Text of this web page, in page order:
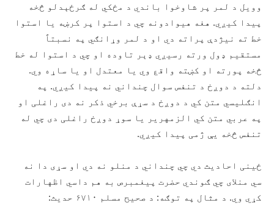
وویل د لمر پر شاوخوا باندي د مځکي له ګرځېدلو څخه
پیدا کیږي. هغه هیوادونه چي د استوا پر کرښه یا استوا
خط ته نیژدې پراته دي او د لمر وړانګي په نسبتاً
مستقیم ډول ورته رسیږي ډېر تاوده او چي د استوا له خط
څخه پورته او کښته واقع وي یا معتدل او یا ساړه وي.
دلته د دوږخ د تنفس سوال چنداني نه پیدا کیږي. په
انګلیسي متن کي د دوږخ د سړې برخي ذکر نه دی راغلی او
په عربي متن کي الزمهریر یا سوړ دوږخ راغلی دی چي له
تنفس څخه یې ژمی پیدا کیږي.
ځینی احادیث دي چي چنداني د منلو نه دي او سړی دا نه
سي منلای چي ګوندي حضرت پیغمبرص به هم داسي اظهارات
کړي وي. د مثال په توګه: د صحیح مسلم ۶۷۱۰ حدیث: